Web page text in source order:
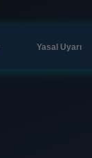
Yasal Uyarı